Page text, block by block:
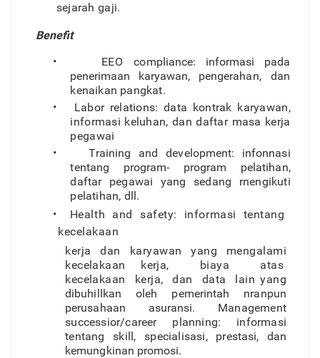
sejarah gaji.
Benefit
•
EEO compliance: informasi
pada
penerimaan
karyawan, pengerahan, dan
kenaikan pangkat.
•
Labor relations:data kontrak karyawan,
informasi keluhan, dan daftar masa kerja
pegawai
•
Training anddevelopment: infonnasi
tentang program- program pelatihan,
daftarpegawai yang sedang rnengikuti
pelatihan, dll.
•
Health and safety: informasi tentang
kecelakaan
kerja dan karyawan yang mengalami
kecelakaan kerja, biaya atas
kecelakaan kerja,dan data lain yang
dibuhillkanoleh pemerintah nranpun
perusahaan asuransi. Management
successior/career planning: informasi
tentang skill, specialisasi, prestasi, dan
kemungkinan promosi.